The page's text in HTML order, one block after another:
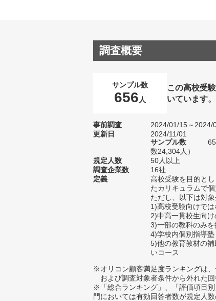
調査概要
サンプル数
656 人
この高校受
いています。
事前調査
2024/01/15～2024/
更新日
2024/11/01
サンプル数
数24,304人）
規定人数
50人以上
調査企業数
16社
定義
高校受験を目的と
たカリキュラムで
ただし、以下は対
1)高校受験向けで
2)中高一貫校生向け
3)一部の教科のみ
4)学校内個別指導塾
5)他の教育教材の
いコース
※オリコン顧客満足度ランキングは
および調査対象者条件から外れた回
※「総合ランキング」、「評価項目
門においては有効回答者数が規定人